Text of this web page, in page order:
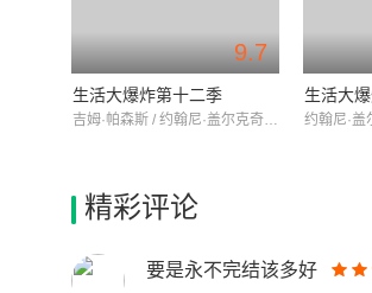
9.7
生活大爆炸第十二季
吉姆·帕森斯 / 约翰尼·盖尔克奇 / 凯莉·库柯
生活大
精彩评论
要是永不完结该多好